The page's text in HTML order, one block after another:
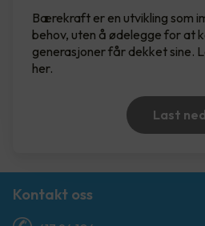
Bærekraft er en utvikling som
behov, uten å ødelegge for at
generasjoner får dekket
her.
Last ned
Kontakt oss